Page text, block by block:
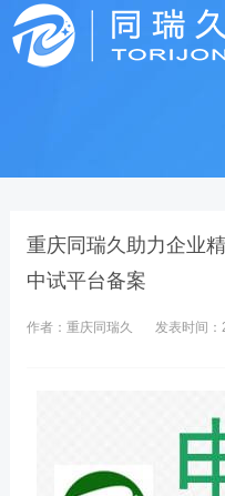
重庆同瑞久助力企业
中试平台备案
作者：重庆同瑞久 发表时间